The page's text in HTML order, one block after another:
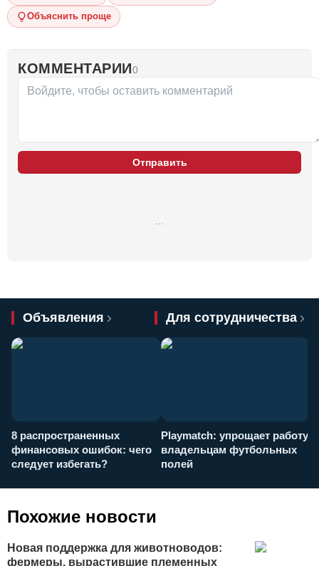
Объяснить проще
КОММЕНТАРИИ0
Отправить
Объявления Для сотрудничества
8 распространенных
финансовых ошибок: чего
следует избегать?
Playmatch: упрощает работу
владельцам футбольных
полей
Похожие новости
Новая поддержка для животноводов:
фермеры, вырастившие племенных